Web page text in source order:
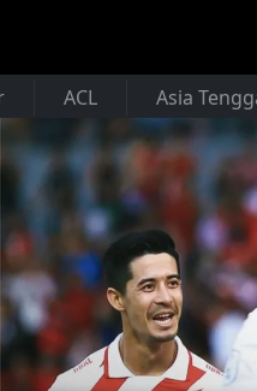
ACL Asia